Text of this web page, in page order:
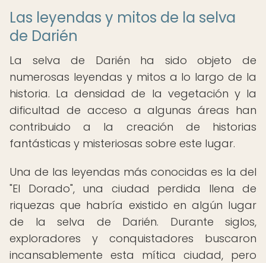
Las leyendas y mitos de la selva
de Darién
La selva de Darién ha sido objeto de
numerosas leyendas y mitos a lo largo de la
historia. La densidad de la vegetación y la
dificultad de acceso a algunas áreas han
contribuido a la creación de historias
fantásticas y misteriosas sobre este lugar.
Una de las leyendas más conocidas es la del
"El Dorado", una ciudad perdida llena de
riquezas que habría existido en algún lugar
de la selva de Darién. Durante siglos,
exploradores y conquistadores buscaron
incansablemente esta mítica ciudad, pero